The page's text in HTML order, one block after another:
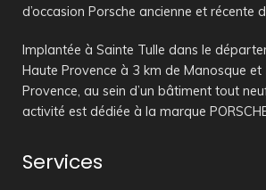
d’occasion Porsche ancienne et récente
Implantée à Sainte Tulle dans le
Haute Provence à 3 km de Manosque et
Provence, au sein d’un bâtiment tout
activité est dédiée à la marque
Services